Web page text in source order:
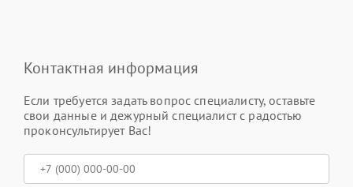
Контактная информация
Если требуется задать вопрос специалисту, оставьте
свои данные и дежурный специалист с радостью
проконсультирует Вас!